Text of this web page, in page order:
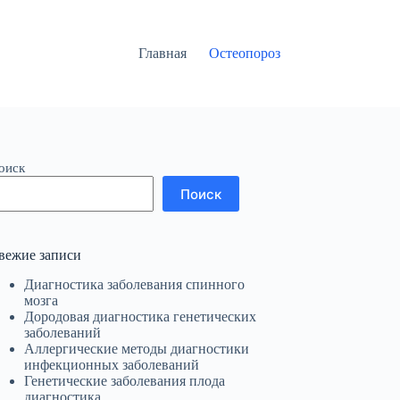
Главная Остеопороз
Поиск
записи
Диагностика заболевания спинного
мозга
Дородовая диагностика генетических
заболеваний
Аллергические методы диагностики
инфекционных заболеваний
Генетические заболевания плода
диагностика